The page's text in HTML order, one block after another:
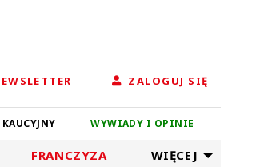
ZALOGUJ SIĘ
WYWIADY I OPINIE
FRANCZYZA WIĘCEJ